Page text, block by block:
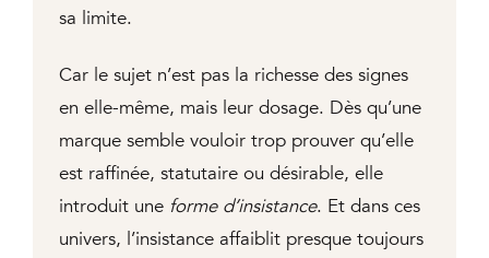
sa limite.
Car le sujet n’est pas la richesse des signes
en elle-même, mais leur dosage. Dès qu’une
marque semble vouloir trop prouver qu’elle
est raffinée, statutaire ou désirable, elle
introduit une forme d’insistance. Et dans ces
univers, l’insistance affaiblit presque toujours